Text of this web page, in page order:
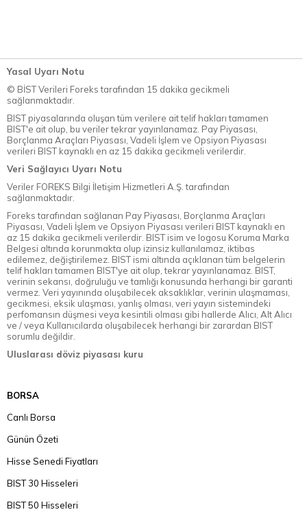
Yasal Uyarı Notu
© BİST Verileri Foreks tarafından 15 dakika gecikmeli
sağlanmaktadır.
BIST piyasalarında oluşan tüm verilere ait telif hakları tamamen
BIST'e ait olup, bu veriler tekrar yayınlanamaz. Pay Piyasası,
Borçlanma Araçları Piyasası, Vadeli İşlem ve Opsiyon Piyasası
verileri BIST kaynaklı en az 15 dakika gecikmeli verilerdir.
Veri Sağlayıcı Uyarı Notu
Veriler FOREKS Bilgi İletişim Hizmetleri A.Ş. tarafından
sağlanmaktadır.
Foreks tarafından sağlanan Pay Piyasası, Borçlanma Araçları
Piyasası, Vadeli İşlem ve Opsiyon Piyasası verileri BIST kaynaklı en
az 15 dakika gecikmeli verilerdir. BIST isim ve logosu Koruma Marka
Belgesi altında korunmakta olup izinsiz kullanılamaz, iktibas
edilemez, değiştirilemez. BIST ismi altında açıklanan tüm belgelerin
telif hakları tamamen BIST'ye ait olup, tekrar yayınlanamaz. BIST,
verinin sekansı, doğruluğu ve tamlığı konusunda herhangi bir garanti
vermez. Veri yayınında oluşabilecek aksaklıklar, verinin ulaşmaması,
gecikmesi, eksik ulaşması, yanlış olması, veri yayın sistemindeki
perfomansın düşmesi veya kesintili olması gibi hallerde Alıcı, Alt Alıcı
ve / veya Kullanıcılarda oluşabilecek herhangi bir zarardan BIST
sorumlu değildir.
Uluslarası döviz piyasası kuru
BORSA
Canlı Borsa
Günün Özeti
Hisse Senedi Fiyatları
BIST 30 Hisseleri
BIST 50 Hisseleri